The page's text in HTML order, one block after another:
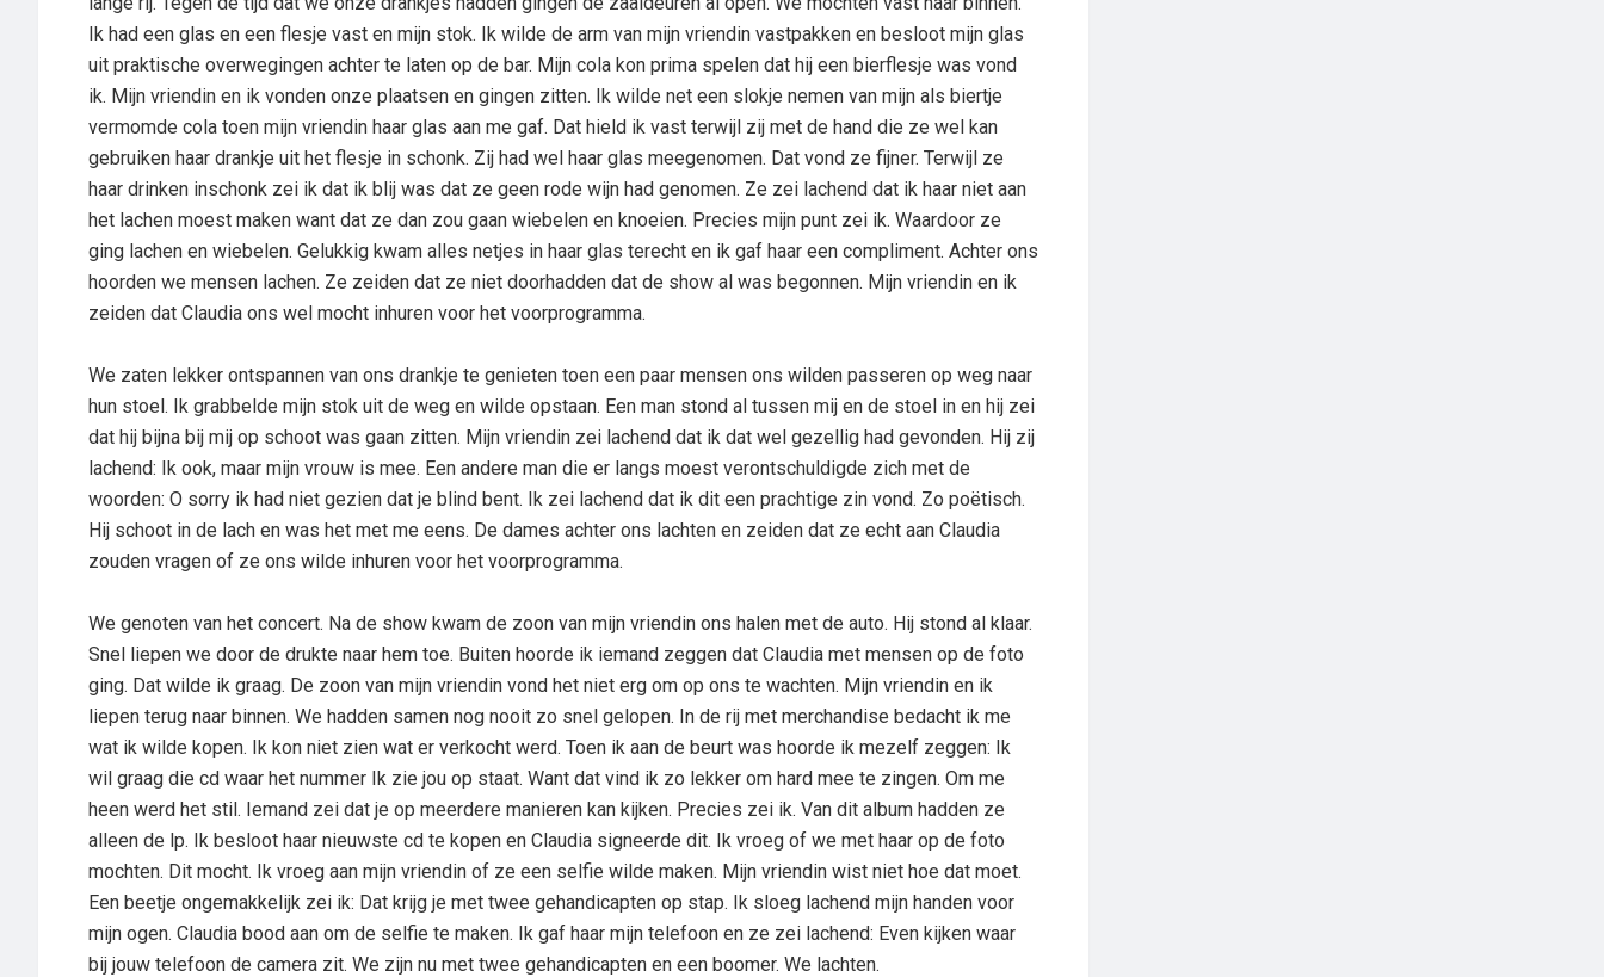
Ik had een glas en een flesje vast en mijn stok. Ik wilde de arm van mijn vriendin vastpakken en besloot mijn glas
uit praktische overwegingen achter te laten op de bar. Mijn cola kon prima spelen dat hij een bierflesje was vond
ik. Mijn vriendin en ik vonden onze plaatsen en gingen zitten. Ik wilde net een slokje nemen van mijn als biertje
vermomde cola toen mijn vriendin haar glas aan me gaf. Dat hield ik vast terwijl zij met de hand die ze wel kan
gebruiken haar drankje uit het flesje in schonk. Zij had wel haar glas meegenomen. Dat vond ze fijner. Terwijl ze
haar drinken inschonk zei ik dat ik blij was dat ze geen rode wijn had genomen. Ze zei lachend dat ik haar niet aan
het lachen moest maken want dat ze dan zou gaan wiebelen en knoeien. Precies mijn punt zei ik. Waardoor ze
ging lachen en wiebelen. Gelukkig kwam alles netjes in haar glas terecht en ik gaf haar een compliment. Achter ons
hoorden we mensen lachen. Ze zeiden dat ze niet doorhadden dat de show al was begonnen. Mijn vriendin en ik
zeiden dat Claudia ons wel mocht inhuren voor het voorprogramma.
We zaten lekker ontspannen van ons drankje te genieten toen een paar mensen ons wilden passeren op weg naar
hun stoel. Ik grabbelde mijn stok uit de weg en wilde opstaan. Een man stond al tussen mij en de stoel in en hij zei
dat hij bijna bij mij op schoot was gaan zitten. Mijn vriendin zei lachend dat ik dat wel gezellig had gevonden. Hij zij
lachend: Ik ook, maar mijn vrouw is mee. Een andere man die er langs moest verontschuldigde zich met de
woorden: O sorry ik had niet gezien dat je blind bent. Ik zei lachend dat ik dit een prachtige zin vond. Zo poëtisch.
Hij schoot in de lach en was het met me eens. De dames achter ons lachten en zeiden dat ze echt aan Claudia
zouden vragen of ze ons wilde inhuren voor het voorprogramma.
We genoten van het concert. Na de show kwam de zoon van mijn vriendin ons halen met de auto. Hij stond al klaar.
Snel liepen we door de drukte naar hem toe. Buiten hoorde ik iemand zeggen dat Claudia met mensen op de foto
ging. Dat wilde ik graag. De zoon van mijn vriendin vond het niet erg om op ons te wachten. Mijn vriendin en ik
liepen terug naar binnen. We hadden samen nog nooit zo snel gelopen. In de rij met merchandise bedacht ik me
wat ik wilde kopen. Ik kon niet zien wat er verkocht werd. Toen ik aan de beurt was hoorde ik mezelf zeggen: Ik
wil graag die cd waar het nummer Ik zie jou op staat. Want dat vind ik zo lekker om hard mee te zingen. Om me
heen werd het stil. Iemand zei dat je op meerdere manieren kan kijken. Precies zei ik. Van dit album hadden ze
alleen de lp. Ik besloot haar nieuwste cd te kopen en Claudia signeerde dit. Ik vroeg of we met haar op de foto
mochten. Dit mocht. Ik vroeg aan mijn vriendin of ze een selfie wilde maken. Mijn vriendin wist niet hoe dat moet.
Een beetje ongemakkelijk zei ik: Dat krijg je met twee gehandicapten op stap. Ik sloeg lachend mijn handen voor
mijn ogen. Claudia bood aan om de selfie te maken. Ik gaf haar mijn telefoon en ze zei lachend: Even kijken waar
bij jouw telefoon de camera zit. We zijn nu met twee gehandicapten en een boomer. We lachten.